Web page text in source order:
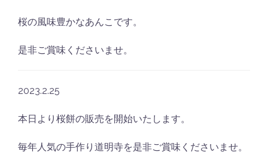
桜の風味豊かなあんこです。
是非ご賞味くださいませ。
2023.2.25
本日より桜餅の販売を開始いたします。
毎年人気の手作り道明寺を是非ご賞味くださいませ。